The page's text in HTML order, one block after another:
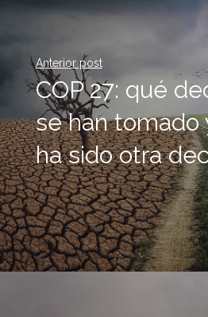
Anterior post
COP 27: qué
se han tomado
ha sido otra